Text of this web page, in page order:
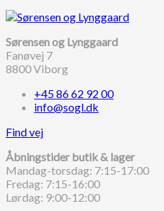
Sørensen og Lynggaard
Fanøvej 7
8800 Viborg
+45 86 62 92 00
info@sogl.dk
Find vej
Åbningstider butik & lager
Mandag-torsdag: 7:15-17:00
Fredag: 7:15-16:00
Lørdag: 9:00-12:00